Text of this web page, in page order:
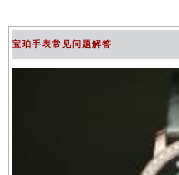
宝珀手表常见问题解答